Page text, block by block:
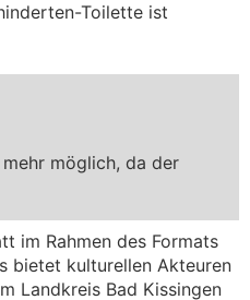
Toilette ist
möglich, da der
im Rahmen des Formats
bietet kulturellen Akteuren
Landkreis Bad Kissingen